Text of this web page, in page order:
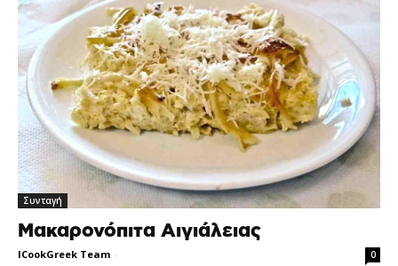
Συνταγή
Μακαρονόπιτα Αιγιάλειας
ICookGreek Team - 0